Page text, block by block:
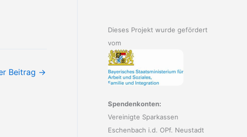
Beitrag →
Dieses Projekt wurde gefördert
vom
Spendenkonten:
Vereinigte Sparkassen
Eschenbach i.d. OPf. Neustadt